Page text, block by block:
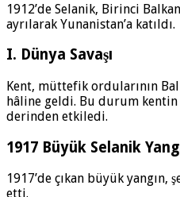
1912’de Selanik, Birinci Balkan
ayrılarak Yunanistan’a katıldı.
I. Dünya Savaşı
Kent, müttefik ordularının
hâline geldi. Bu durum kentin
derinden etkiledi.
1917 Büyük Selanik
1917’de çıkan büyük
etti.